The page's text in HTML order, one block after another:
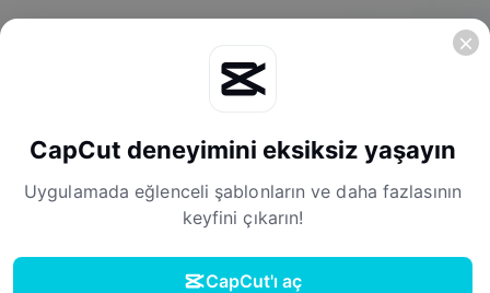
Gizlilik Politikası Çerez Politikası
CapCut deneyimini eksiksiz yaşayın
Uygulamada eğlenceli şablonların ve daha fazlasının
keyfini çıkarın!
CapCut'ı aç